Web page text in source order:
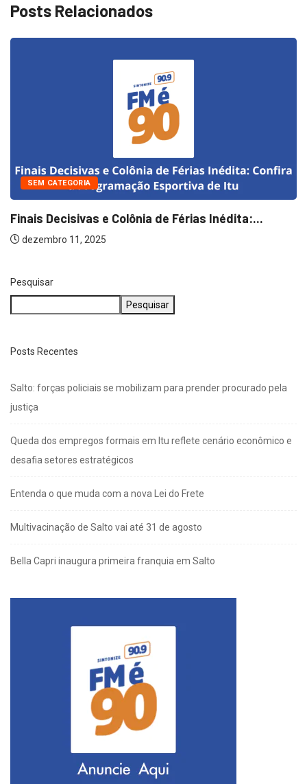
Posts Relacionados
SEM CATEGORIA
Finais Decisivas e Colônia de Férias Inédita:...
dezembro 11, 2025
Pesquisar
Pesquisar
Posts Recentes
Salto: forças policiais se mobilizam para prender procurado pela
justiça
Queda dos empregos formais em Itu reflete cenário econômico e
desafia setores estratégicos
Entenda o que muda com a nova Lei do Frete
Multivacinação de Salto vai até 31 de agosto
Bella Capri inaugura primeira franquia em Salto